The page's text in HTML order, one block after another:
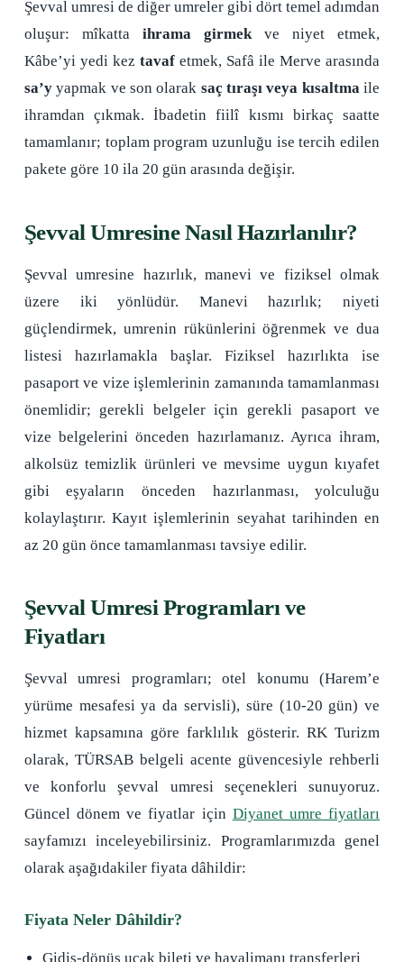
Şevval umresi de diğer umreler gibi dört temel adımdan
oluşur: mîkatta ihrama girmekve niyet etmek,
Kâbe’yi yedi kez tavafetmek, Safâ ile Merve arasında
sa’yyapmak ve son olarak saç tıraşı veya kısaltmaile
ihramdan çıkmak. İbadetin fiilî kısmı birkaç saatte
tamamlanır; toplam program uzunluğu ise tercih edilen
pakete göre 10 ila 20 gün arasında değişir.
Şevval Umresine Nasıl Hazırlanılır?
Şevval umresine hazırlık, manevi ve fiziksel olmak
üzere iki yönlüdür. Manevi hazırlık; niyeti
güçlendirmek, umrenin rükünlerini öğrenmek ve dua
listesi hazırlamakla başlar. Fiziksel hazırlıkta ise
pasaport ve vize işlemlerinin zamanında tamamlanması
önemlidir; gerekli belgeler için gerekli pasaport ve
vize belgelerini önceden hazırlamanız. Ayrıca ihram,
alkolsüz temizlik ürünleri ve mevsime uygun kıyafet
gibi eşyaların önceden hazırlanması, yolculuğu
kolaylaştırır. Kayıt işlemlerinin seyahat tarihinden en
az 20 gün önce tamamlanması tavsiye edilir.
Şevval Umresi Programları ve
Fiyatları
Şevval umresi programları; otel konumu (Harem’e
yürüme mesafesi ya da servisli), süre (10-20 gün) ve
hizmet kapsamına göre farklılık gösterir. RK Turizm
olarak, TÜRSAB belgeli acente güvencesiyle rehberli
ve konforlu şevval umresi seçenekleri sunuyoruz.
Güncel dönem ve fiyatlar için Diyanet umre fiyatları
sayfamızı inceleyebilirsiniz. Programlarımızda genel
olarak aşağıdakiler fiyata dâhildir:
Fiyata Neler Dâhildir?
Gidiş-dönüş uçak bileti ve havalimanı transferleri